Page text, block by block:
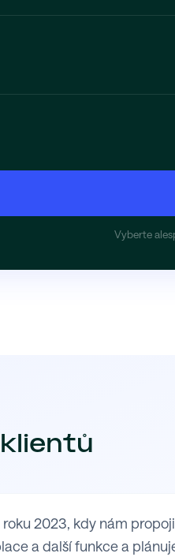
Vyberte
2023, kdy nám
a další funkce a